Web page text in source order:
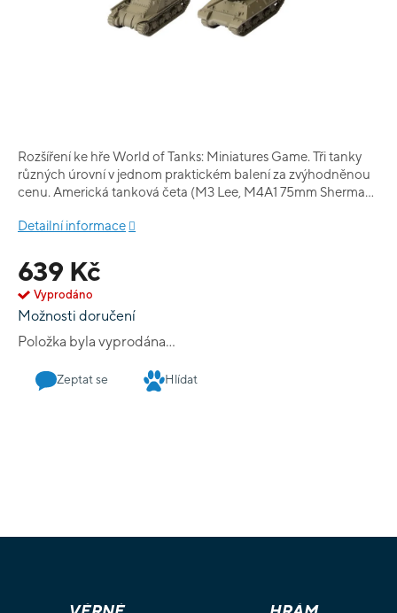
639 Kč
Vyprodáno
Možnosti doručení
Položka byla vyprodána…
Rozšíření ke hře World of Tanks: Miniatures Game. Tři tanky
různých úrovní v jednom praktickém balení za zvýhodněnou
cenu. Americká tanková četa (M3 Lee, M4A1 75mm Sherman,
vylepšení
Detailní informace
Zeptat se Hlídat